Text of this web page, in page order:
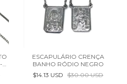
ESCAPULÁRIO CRENÇA
BANHO RÓDIO NEGRO
$14.13 USD $30.00 USD